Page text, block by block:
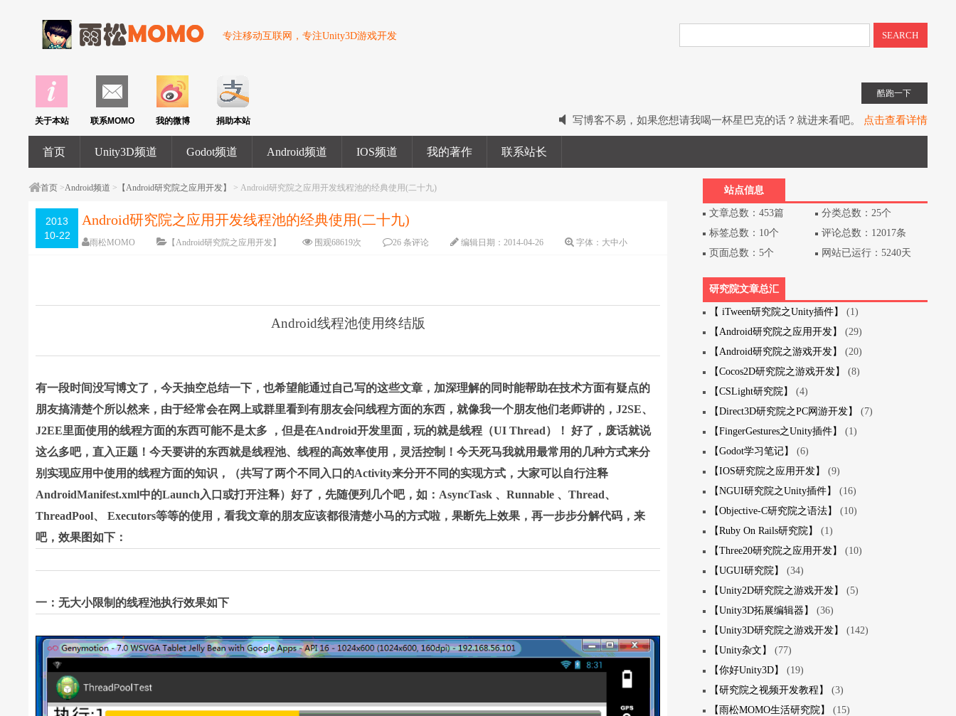
专注移动互联网，专注Unity3D游戏开发 SEARCH
酷跑一下
写博客不易，如果您想请我喝一杯星巴克的话？就进来看吧。
点击查看详情
2022我的电子书教程《UIToolkit下一代UI系统》全网上架。点击查看详情
关于本站 联系MOMO 我的微博 捐助本站
首页 Unity3D频道 Godot频道 Android频道 IOS频道 我的著作 联系站长
首页 >Android频道 > 【Android研究院之应用开发】 > Android研究院之应用开发线程池的经典使用(二十九)
2013
10-22
Android研究院之应用开发线程池的经典使用(二十九)
雨松MOMO 【Android研究院之应用开发】 围观68619次 26 条评论 编辑日期：2014-04-26 字体： 大中小
Android线程池使用终结版
有一段时间没写博文了，今天抽空总结一下，也希望能通过自己写的这些文章，加深理解的同时能帮助在技术方面有疑点的
朋友搞清楚个所以然来，由于经常会在网上或群里看到有朋友会问线程方面的东西，就像我一个朋友他们老师讲的，J2SE、
J2EE里面使用的线程方面的东西可能不是太多 ，但是在Android开发里面，玩的就是线程（UIThread）！ 好了，废话就说
这么多吧，直入正题！今天要讲的东西就是线程池、线程的高效率使用，灵活控制！今天死马我就用最常用的几种方式来分
别实现应用中使用的线程方面的知识，（共写了两个不同入口的Activity来分开不同 的实现方式，大家可以自行注释
AndroidManifest.xml中的Launch入口或打开注释）好了，先随便列几个吧，如：AsyncTask 、Runnable 、Thread、
ThreadPool、 Executors等等的使用，看我文章的朋友应该都很清楚小马的方式啦，果断先上效果，再一步步分解代码，来
吧，效果图如下：
一：无大小限制的线程池执行效果如下
站点信息
文章总数：453篇
分类总数：25个
标签总数：10个
评论总数：12017条
页面总数：5个
网站已运行：5240天
研究院文章总汇
【 iTween研究院之Unity插件】
(1)
【Android研究院之应用开发】
(29)
【Android研究院之游戏开发】
(20)
【Cocos2D研究院之游戏开发】
(8)
【CSLight研究院】
(4)
【Direct3D研究院之PC网游开发】
(7)
【FingerGestures之Unity插件】
(1)
【Godot学习笔记】
(6)
【IOS研究院之应用开发】
(9)
【NGUI研究院之Unity插件】
(16)
【Objective-C研究院之语法】
(10)
【Ruby On Rails研究院】
(1)
【Three20研究院之应用开发】
(10)
【UGUI研究院】
(34)
【Unity2D研究院之游戏开发】
(5)
【Unity3D拓展编辑器】
(36)
【Unity3D研究院之游戏开发】
(142)
【Unity杂文】
(77)
【你好Unity3D】
(19)
【研究院之视频开发教程】
(3)
【雨松MOMO生活研究院】
(15)